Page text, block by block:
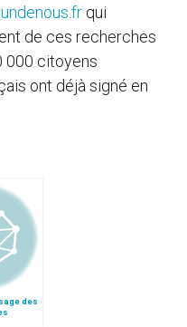
qui
de ces recherches
000 citoyens
ont déjà signé en
des